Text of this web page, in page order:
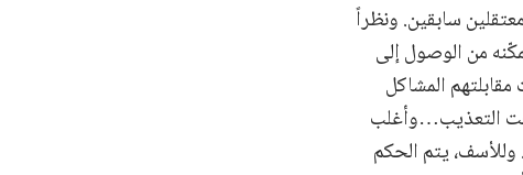
سابقين. ونظراً
من الوصول إلى
المشاكل
التعذيب…وأغلب
وللأسف، يتم الحكم